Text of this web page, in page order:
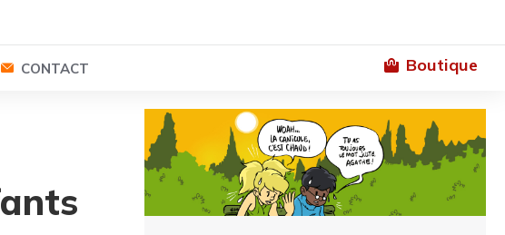
CONTACT Boutique